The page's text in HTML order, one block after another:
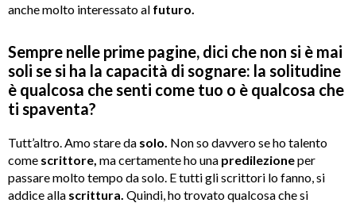
anche molto interessato al futuro.
Sempre nelle prime pagine, dici che non si è mai
soli se si ha la capacità di sognare: la solitudine
è qualcosa che senti come tuo o è qualcosa che
ti spaventa?
Tutt’altro. Amo stare da solo. Non so davvero se ho talento
come scrittore, ma certamente ho una predilezioneper
passare molto tempo da solo. E tutti gli scrittori lo fanno, si
addice alla scrittura. Quindi, ho trovato qualcosa che si